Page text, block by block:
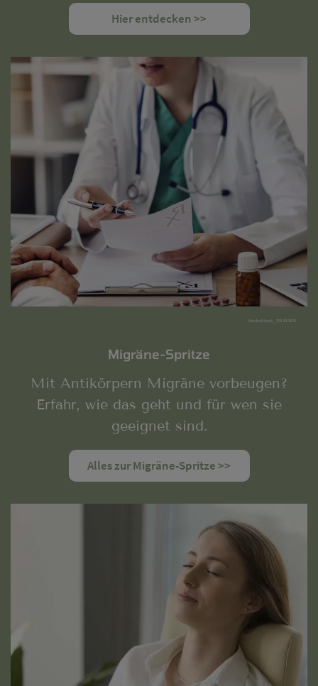
Hier entdecken >>
AdobeStock_218394921
Migräne-Spritze
Mit Antikörpern Migräne vorbeugen?
Erfahr, wie das geht und für wen sie
geeignet sind.
Alles zur Migräne-Spritze >>